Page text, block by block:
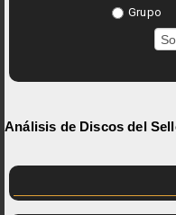
Grupo
Análisis de Discos del